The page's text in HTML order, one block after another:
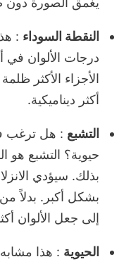
النقطة السوداء :
درجات الألوان
الأجزاء الأكثر
أكثر ديناميكية.
التشبع : هل ترغب
حيوية؟ التشبع هو
بذلك. سيؤدي
بشكل أكبر. بدلاً
إلى جعل الألوان
الحيوية : هذا